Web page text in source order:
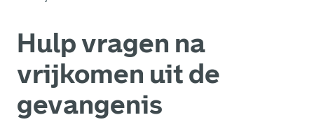
Hulp vragen na
vrijkomen uit de
gevangenis